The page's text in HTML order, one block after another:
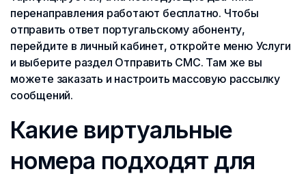
перенаправления работают бесплатно. Чтобы
отправить ответ португальскому абоненту,
перейдите в личный кабинет, откройте меню Услуги
и выберите раздел Отправить СМС. Там же вы
можете заказать и настроить массовую рассылку
сообщений.
Какие виртуальные
номера подходят для